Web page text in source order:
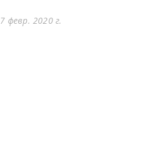
7 февр. 2020 г.